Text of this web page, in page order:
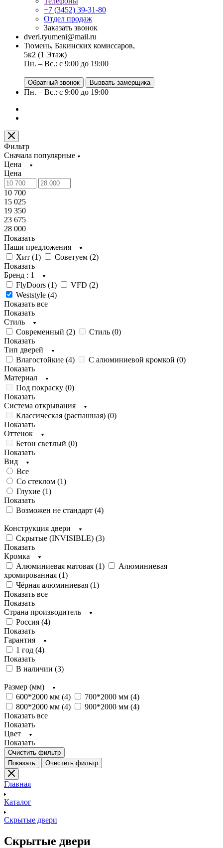
+7 (3452) 39-31-80
Отдел продаж
Заказать звонок
dveri.tyumeni@mail.ru
Тюмень, Бакинских комиссаров,
5к2 (1 Этаж)
Пн. – Вс.: с 9:00 до 19:00
Обратный звонок Вызвать замерщика
Пн. – Вс.: с 9:00 до 19:00
Фильтр
Сначала популярные
Цена
Цена
10 700
15 025
19 350
23 675
28 000
Показать
Наши предложения
Хит (1) Советуем (2)
Показать
Бренд : 1
FlyDoors (1) VFD (2)
Weststyle (4)
Показать все
Показать
Стиль
Современный (2) Стиль (0)
Показать
Тип дверей
Влагостойкие (4) С алюминиевой кромкой (0)
Показать
Материал
Под покраску (0)
Показать
Система открывания
Классическая (распашная) (0)
Показать
Оттенок
Бетон светлый (0)
Показать
Вид
Все
Со стеклом (1)
Глухие (1)
Показать
Возможен не стандарт (4)
Конструкция двери
Скрытые (INVISIBLE) (3)
Показать
Кромка
Алюминиевая матовая (1)
Алюминиевая
хромированная (1)
Чёрная алюминиевая (1)
Показать все
Показать
Страна производитель
Россия (4)
Показать
Гарантия
1 год (4)
Показать
В наличии (3)
Размер (мм)
600*2000 мм (4) 700*2000 мм (4)
800*2000 мм (4) 900*2000 мм (4)
Показать все
Показать
Цвет
Показать
Очистить фильтр
Показать
Очистить фильтр
Главная
Каталог
Скрытые двери
Скрытые двери